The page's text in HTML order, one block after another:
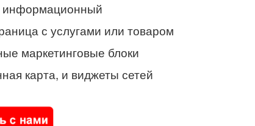
информационный
с услугами или товаром
маркетинговые блоки
карта, и виджеты сетей